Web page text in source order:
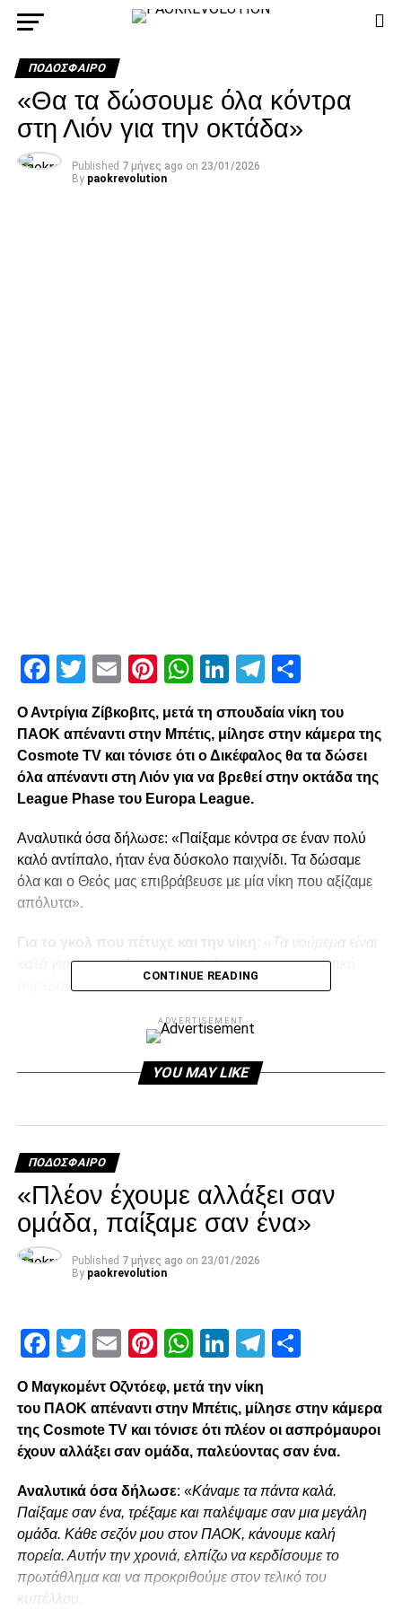
ΠΟΔΌΣΦΑΙΡΟ
«Θα τα δώσουμε όλα κόντρα
στη Λιόν για την οκτάδα»
Published 7 μήνες ago on 23/01/2026
By paokrevolution
Facebook
Twitter
EmailPinterest
WhatsApp
LinkedIn
Telegram
Ο Αντρίγια Ζίβκοβιτς, μετά τη σπουδαία νίκη του
ΠΑΟΚ απέναντι στην Μπέτις, μίλησε στην κάμερα της
Cosmote TV και τόνισε ότι ο Δικέφαλος θα τα δώσει
όλα απέναντι στη Λιόν για να βρεθεί στην οκτάδα της
League Phase του Europa League.
Αναλυτικά όσα δήλωσε: «Παίξαμε κόντρα σε έναν πολύ
καλό αντίπαλο, ήταν ένα δύσκολο παιχνίδι. Τα δώσαμε
όλα και ο Θεός μας επιβράβευσε με μία νίκη που αξίζαμε
απόλυτα».
Για το γκολ που πέτυχε και την νίκη
«Τα νούμερα είναι
καλά για έναν ποδοσφαιριστή, όμως το πιο σημαντικό
σήμερα είναι ότι δώσαμε τα πάντα και κερδίσαμε».
Για την οκτάδα της League Phase:«Έχουμε μια
εβδομάδα μπροστά μας για να προετοιμαστούμε. Θα τα
δώσουμε όλα κόντρα στην Λιόν για να πάρουμε την
Για το που αφιερώνει το γκολ του:
«Στα παιδιά μου και
την γυναίκα μου».
RELATED TOPICS:
UP NEXT
«Είναι απόλαυση να παίζεις για τον κόσμο του
ΠΑΟΚ»
DON'T MISS
στην επόμενη φάση]
paokrevolution
CONTINUE READING
ADVERTISEMENT
YOU MAY LIKE
ΠΟΔΌΣΦΑΙΡΟ
«Πλέον έχουμε αλλάξει σαν
ομάδα, παίξαμε σαν ένα»
Published 7 μήνες ago on 23/01/2026
By paokrevolution
Facebook
Twitter
EmailPinterest
WhatsApp
LinkedIn
Telegram
Ο Μαγκομέντ Οζντόεφ, μετά την νίκη
του ΠΑΟΚ απέναντι στην Μπέτις, μίλησε στην κάμερα
της Cosmote TV και τόνισε ότι πλέον οι ασπρόμαυροι
έχουν αλλάξει σαν ομάδα, παλεύοντας σαν ένα.
Αναλυτικά όσα δήλωσε: «Κάναμε τα πάντα καλά.
Παίξαμε σαν ένα, τρέξαμε και παλέψαμε σαν μια μεγάλη
ομάδα. Κάθε σεζόν μου στον ΠΑΟΚ, κάνουμε καλή
πορεία. Αυτήν την χρονιά, ελπίζω να κερδίσουμε το
πρωτάθλημα και να προκριθούμε στον τελικό του
κυπέλλου.